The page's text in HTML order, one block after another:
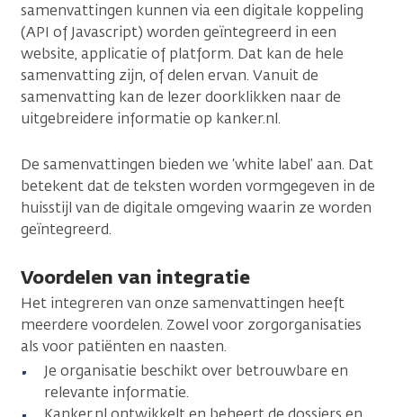
samenvattingen kunnen via een digitale koppeling
(API of Javascript) worden geïntegreerd in een
website, applicatie of platform. Dat kan de hele
samenvatting zijn, of delen ervan. Vanuit de
samenvatting kan de lezer doorklikken naar de
uitgebreidere informatie op kanker.nl.
De samenvattingen bieden we ‘white label’ aan. Dat
betekent dat de teksten worden vormgegeven in de
huisstijl van de digitale omgeving waarin ze worden
geïntegreerd.
Voordelen van integratie
Het integreren van onze samenvattingen heeft
meerdere voordelen. Zowel voor zorgorganisaties
als voor patiënten en naasten.
Je organisatie beschikt over betrouwbare en
relevante informatie.